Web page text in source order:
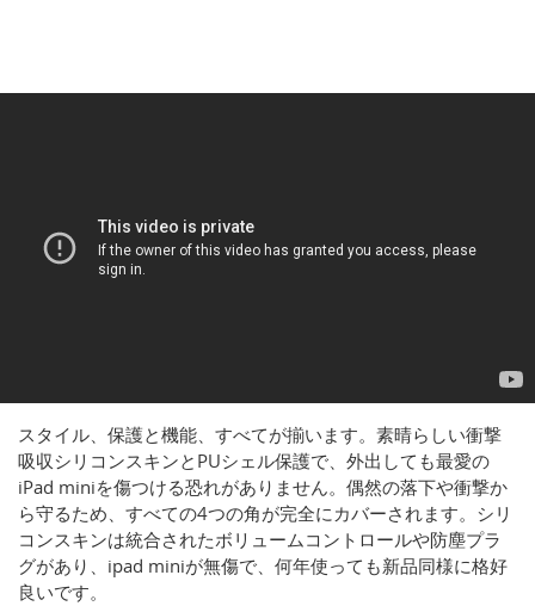
スタイル、保護と機能、すべてが揃います。素晴らしい衝撃
吸収シリコンスキンとPUシェル保護で、外出しても最愛の
iPad miniを傷つける恐れがありません。偶然の落下や衝撃か
ら守るため、すべての4つの角が完全にカバーされます。シリ
コンスキンは統合されたボリュームコントロールや防塵プラ
グがあり、ipad miniが無傷で、何年使っても新品同様に格好
良いです。